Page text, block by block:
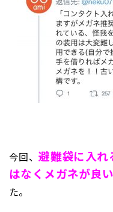
今回、避難袋に入れ
はなくメガネが良い
た。